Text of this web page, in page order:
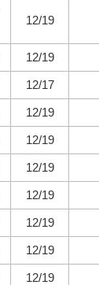
12/19
12/19
12/17
12/19
12/19
12/19
12/19
12/19
12/19
12/19